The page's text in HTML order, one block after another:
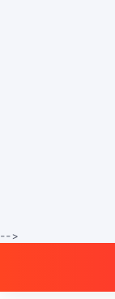
-->